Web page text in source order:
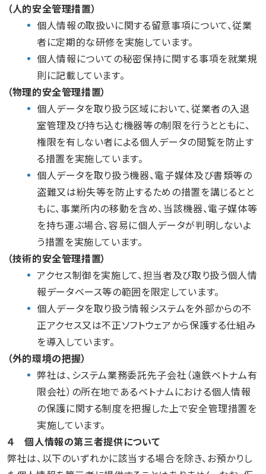
（人的安全管理措置）
個人情報の取扱いに関する留意事項について、従業
者に定期的な研修を実施しています。
個人情報についての秘密保持に関する事項を就業規
則に記載しています。
（物理的安全管理措置）
個人データを取り扱う区域において、従業者の入退
室管理及び持ち込む機器等の制限を行うとともに、
権限を有しない者による個人データの閲覧を防止す
る措置を実施しています。
個人データを取り扱う機器、電子媒体及び書類等の
盗難又は紛失等を防止するための措置を講じるとと
もに、事業所内の移動を含め、当該機器、電子媒体等
を持ち運ぶ場合、容易に個人データが判明しないよ
う措置を実施しています。
（技術的安全管理措置）
アクセス制御を実施して、担当者及び取り扱う個人情
報データベース等の範囲を限定しています。
個人データを取り扱う情報システムを外部からの不
正アクセス又は不正ソフトウェアから保護する仕組み
を導入しています。
（外的環境の把握）
弊社は、システム業務委託先子会社（遠鉄ベトナム有
限会社）の所在地であるベトナムにおける個人情報
の保護に関する制度を把握した上で安全管理措置を
実施しています。
４ 個人情報の第三者提供について
弊社は、以下のいずれかに該当する場合を除き、お預かりし